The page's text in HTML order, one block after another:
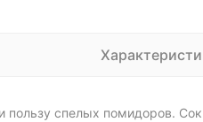
пользу спелых помидоров.